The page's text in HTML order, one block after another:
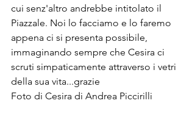
cui senz'altro andrebbe intitolato il
Piazzale. Noi lo facciamo e lo faremo
appena ci si presenta possibile,
immaginando sempre che Cesira ci
scruti simpaticamente attraverso i vetri
della sua vita...grazie
Foto di Cesira di Andrea Piccirilli